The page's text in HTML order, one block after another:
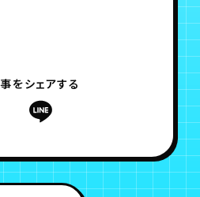
をシェアする